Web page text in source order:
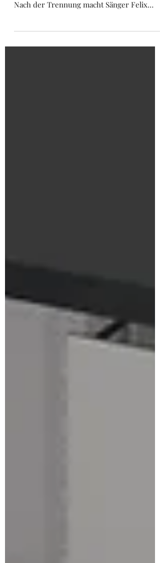
2007 landet die Dresdner Popband
Nach der Trennung macht Sänger Felix